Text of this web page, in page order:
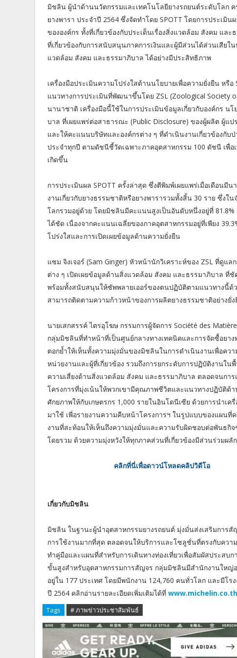
มิชลิน ผู้นำด้านนวัตกรรมและเทคโนโลยียางรถยนต์ระดับโลก
ยางพารา ประจำปี 2564 ซึ่งจัดทำโดย SPOTT โดยการประเ
ขององค์กร ทั้งที่เกี่ยวข้องกับประเด็นเรื่องสิ่งแวดล้อม สังคม แล
ที่เกี่ยวข้องกับการสนับสนุนภาคการเงินและผู้มีส่วนได้ส่วนเสียใ
แวดล้อม สังคม และธรรมาภิบาล ได้อย่างมีประสิทธิภาพ
เครื่องมือประเมินความโปร่งใสด้านนโยบายเพื่อความยั่งยืน หรื
แนวทางการประเมินที่พัฒนาขึ้นโดย ZSL (Zoological Society
นานาชาติ เครื่องมือนี้ใช้ในการประเมินข้อมูลเกี่ยวกับองค์กร
บาล ที่เผยแพร่ต่อสาธารณะ (Public Disclosure) ของผู้ผลิต ผู้
และให้คะแนนบริษัทและองค์กรต่าง ๆ ที่ดำเนินงานเกี่ยวข้องกั
ประจำทุกปี ตามดัชนีชี้วัดเฉพาะภาคอุตสาหกรรม 100 ดัชนี เ
เกิดขึ้น
การประเมินผล SPOTT ครั้งล่าสุด ซึ่งตีพิมพ์เผยแพร่เมื่อเดือน
งานเกี่ยวกับยางธรรมชาติหรือยางพารารวมทั้งสิ้น 30 ราย ซึ่ง
โลกรวมอยู่ด้วย โดยมิชลินมีคะแนนสูงเป็นอันดับหนึ่งอยู่ที่ 81.8%
ได้ชัด เนื่องจากคะแนนเฉลี่ยของภาคอุตสาหกรรมอยู่ที่เพียง
โปร่งใสและการเปิดเผยข้อมูลด้านความยั่งยืน
แซม จิงเจอร์ (Sam Ginger) หัวหน้านักวิเคราะห์ของ ZSL ที่ดูแ
ต่าง ๆ เปิดเผยข้อมูลด้านสิ่งแวดล้อม สังคม และธรรมาภิบาล ที่
พร้อมทั้งสนับสนุนให้ซัพพลายเออร์ของตนปฏิบัติตามแนวทางนี้ด้
สามารถติดตามความก้าวหน้าของการผลิตยางธรรมชาติอย่างยั่
นายเสกสรรค์ ไตรอุโฆษ กรรมการผู้จัดการ Société des
กลุ่มมิชลินที่ทำหน้าที่เป็นศูนย์กลางทางเทคนิคและการจัดซื้อยา
ตอกย้ำให้เห็นทั้งความมุ่งมั่นของมิชลินในการดำเนินงานเพื่อค
หน่วยงานและผู้ที่เกี่ยวข้อง รวมถึงการยกระดับการปฏิบัติงานใ
ความเสี่ยงด้านสิ่งแวดล้อม สังคม และธรรมาภิบาล ตลอดจนกา
โครงการที่มุ่งเน้นให้พวกเขามีคุณภาพชีวิตและแนวทางปฏิบัติด้า
ศักยภาพให้กับเกษตรกร 1,000 รายในอินโดนีเซีย ด้วยการนำเค
มาใช้ เพี่อรายงานความคืบหน้าโครงการฯ ในรูปแบบของแผน
งานที่สะท้อนให้เห็นถึงความมุ่งมั่นและความรับผิดชอบต่อพันธกิ
โดยรวม ด้วยความมุ่งหวังให้ทุกภาคส่วนที่เกี่ยวข้องมีส่วนร่วมผ
คลิกที่นี่เพื่อดาวน์โหลดคลิปวิดีโอ
เกี่ยวกับมิชลิน
มิชลิน ในฐานะผู้นำอุตสาหกรรมยางรถยนต์ มุ่งมั่นส่งเสริมการ
การใช้งานมากที่สุด ตลอดจนให้บริการและโซลูชั่นที่ตรงกับควา
ทำคู่มือและแผนที่สำหรับการเดินทางท่องเที่ยวเพื่อสัมผัสประส
ขั้นสูงสำหรับอุตสาหกรรมการสัญจร กลุ่มมิชลินมีสำนักงานใหญ่
อยู่ใน 177 ประเทศ โดยมีพนักงาน 124,760 คนทั่วโลก และมีโ
ปี 2564 คลิกอ่านรายละเอียดเพิ่มเติมได้ที่ www.michelin.co.th
Tags # ภาพข่าวประชาสัมพันธ์